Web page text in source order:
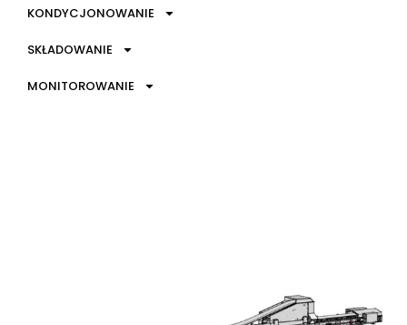
KONDYCJONOWANIE
SKŁADOWANIE
MONITOROWANIE